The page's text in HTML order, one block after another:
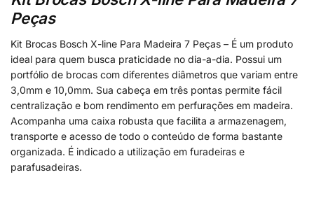
Peças
Kit Brocas Bosch X-line Para Madeira 7 Peças – É um produto
ideal para quem busca praticidade no dia-a-dia. Possui um
portfólio de brocas com diferentes diâmetros que variam entre
3,0mm e 10,0mm. Sua cabeça em três pontas permite fácil
centralização e bom rendimento em perfurações em madeira.
Acompanha uma caixa robusta que facilita a armazenagem,
transporte e acesso de todo o conteúdo de forma bastante
organizada. É indicado a utilização em furadeiras e
parafusadeiras.